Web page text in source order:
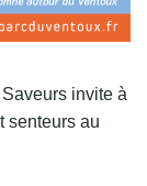
invite à
senteurs au